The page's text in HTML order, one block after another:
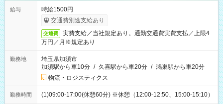
給与
時給1500円
交通費別途支給あり
交通費
実費支給／当社規定あり。通勤交通費実費支払／上限4
万円／月※規定あり
勤務地
埼玉県加須市
加須駅から車10分 / 久喜駅から車20分 / 鴻巣駅から車20分
物流・ロジスティクス
勤務時間 (1)09:00-17:00(休憩60分) ※休憩（12:00-12:50、15:00-15:10）